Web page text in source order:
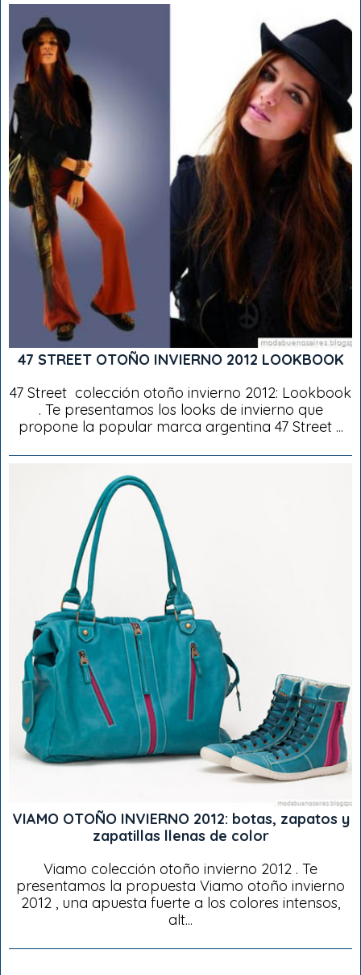
47 STREET OTOÑO INVIERNO 2012 LOOKBOOK
47 Street colección otoño invierno 2012: Lookbook
. Te presentamos los looks de invierno que
propone la popular marca argentina 47 Street ...
VIAMO OTOÑO INVIERNO 2012: botas, zapatos y
zapatillas llenas de color
Viamo colección otoño invierno 2012 . Te
presentamos la propuesta Viamo otoño invierno
2012 , una apuesta fuerte a los colores intensos,
alt...